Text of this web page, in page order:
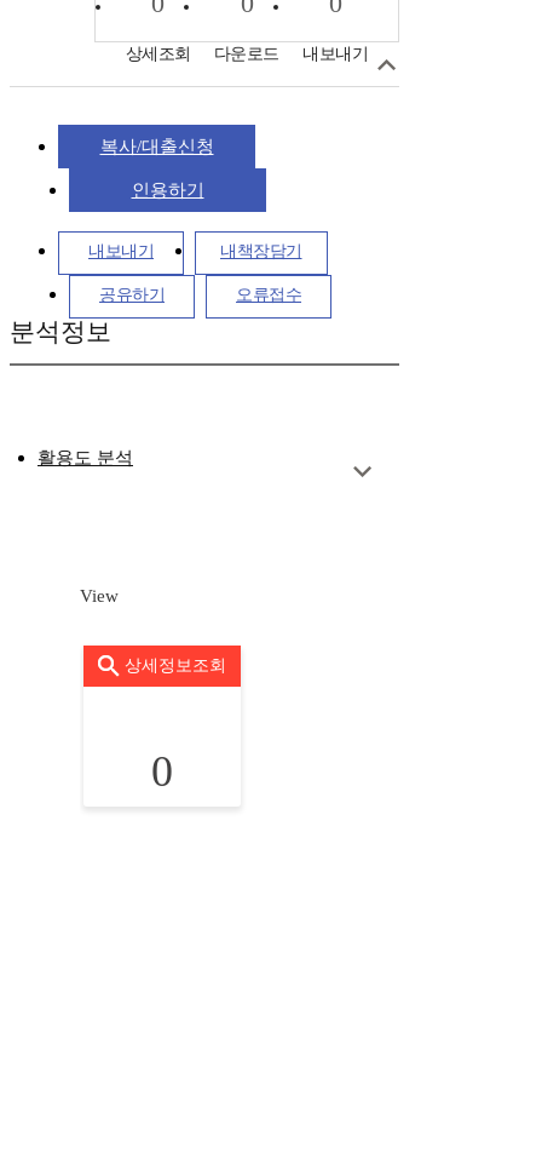
상세조회 다운로드 내보내기
복사/대출신청
인용하기
내보내기 내책장담기
공유하기 오류접수
분석정보
활용도 분석
View
상세정보조회
0